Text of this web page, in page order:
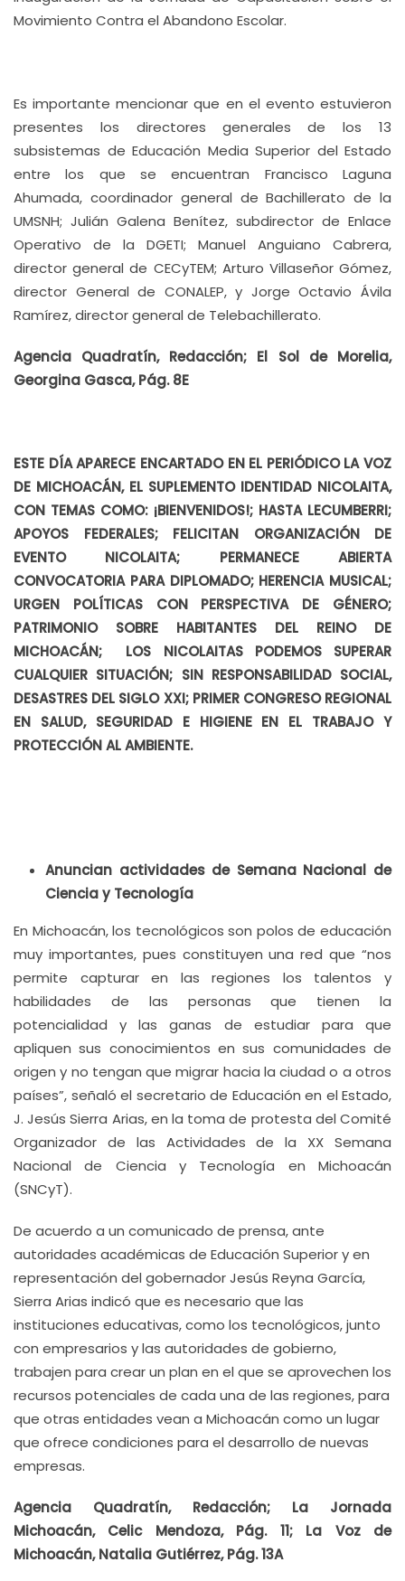
Movimiento Contra el Abandono Escolar.
Es importante mencionar que en el evento estuvieron
presentes los directores generales de los 13
subsistemas de Educación Media Superior del Estado
entre los que se encuentran Francisco Laguna
Ahumada, coordinador general de Bachillerato de la
UMSNH; Julián Galena Benítez, subdirector de Enlace
Operativo de la DGETI; Manuel Anguiano Cabrera,
director general de CECyTEM; Arturo Villaseñor Gómez,
director General de CONALEP, y Jorge Octavio Ávila
Ramírez, director general de Telebachillerato.
Agencia Quadratín, Redacción; El Sol de Morelia,
Georgina Gasca, Pág. 8E
ESTE DÍA APARECE ENCARTADO EN EL PERIÓDICO LA VOZ
DE MICHOACÁN, EL SUPLEMENTO IDENTIDAD NICOLAITA,
CON TEMAS COMO: ¡BIENVENIDOS!; HASTA LECUMBERRI;
APOYOS FEDERALES; FELICITAN ORGANIZACIÓN DE
EVENTO NICOLAITA; PERMANECE ABIERTA
CONVOCATORIA PARA DIPLOMADO; HERENCIA MUSICAL;
URGEN POLÍTICAS CON PERSPECTIVA DE GÉNERO;
PATRIMONIO SOBRE HABITANTES DEL REINO DE
MICHOACÁN; LOS NICOLAITAS PODEMOS SUPERAR
CUALQUIER SITUACIÓN; SIN RESPONSABILIDAD SOCIAL,
DESASTRES DEL SIGLO XXI; PRIMER CONGRESO REGIONAL
EN SALUD, SEGURIDAD E HIGIENE EN EL TRABAJO Y
PROTECCIÓN AL AMBIENTE.
Anuncian actividades de Semana Nacional de
Ciencia y Tecnología
En Michoacán, los tecnológicos son polos de educación
muy importantes, pues constituyen una red que “nos
permite capturar en las regiones los talentos y
habilidades de las personas que tienen la
potencialidad y las ganas de estudiar para que
apliquen sus conocimientos en sus comunidades de
origen y no tengan que migrar hacia la ciudad o a otros
países”, señaló el secretario de Educación en el Estado,
J. Jesús Sierra Arias, en la toma de protesta del Comité
Organizador de las Actividades de la XX Semana
Nacional de Ciencia y Tecnología en Michoacán
(SNCyT).
De acuerdo a un comunicado de prensa, ante
autoridades académicas de Educación Superior y en
representación del gobernador Jesús Reyna García,
Sierra Arias indicó que es necesario que las
instituciones educativas, como los tecnológicos, junto
con empresarios y las autoridades de gobierno,
trabajen para crear un plan en el que se aprovechen los
recursos potenciales de cada una de las regiones, para
que otras entidades vean a Michoacán como un lugar
que ofrece condiciones para el desarrollo de nuevas
empresas.
Agencia Quadratín, Redacción; La Jornada
Michoacán, Celic Mendoza, Pág. 11; La Voz de
Michoacán, Natalia Gutiérrez, Pág. 13A